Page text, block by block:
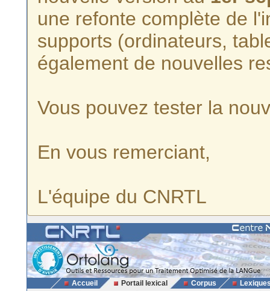
une refonte complète de
supports (ordinateurs,
également de nouvelles
Vous pouvez tester la
En vous remerciant,
L'équipe du CNRTL
Accueil Portail lexical Corpus